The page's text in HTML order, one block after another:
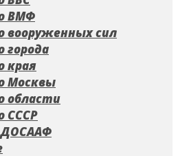
ВМФ
вооруженных сил
города
края
Москвы
области
СССР
ДОСААФ